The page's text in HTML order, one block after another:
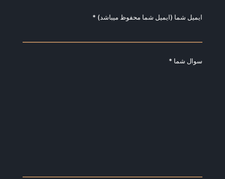
ایمیل شما (ایمیل شما محفوظ میباشد) *
سوال شما *